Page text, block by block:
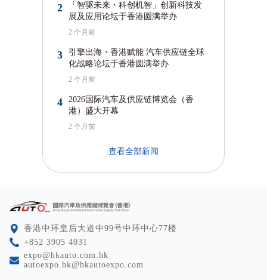
2
「智驱未来・科创机智」创新科技发
展及应用论坛于香港圆满举办
2 个月前
3
引擎出海・香港赋能 汽车供应链全球
化战略论坛于香港圆满举办
2 个月前
4
2026国际汽车及供应链博览会（香
港）盛大开幕
2 个月前
查看全部新闻
⾹港中环皇后⼤道中99号中环中⼼77楼
+852 3905 4031
expo@hkauto.com.hk
autoexpo.hk@hkautoexpo.com